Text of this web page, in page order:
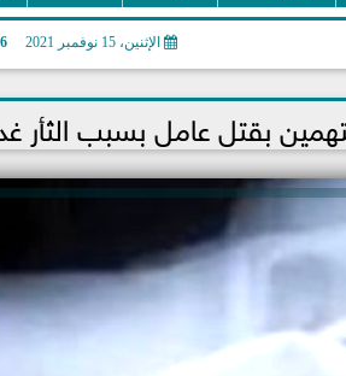
الإثنين، 15 نوفمبر 2021